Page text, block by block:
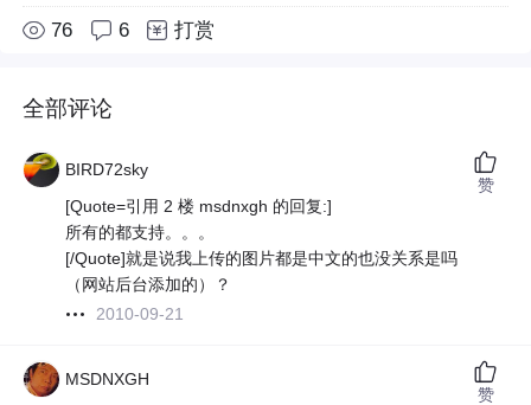
76 6 打赏
全部评论
BIRD72sky
[Quote=引用 2 楼 msdnxgh 的回复:]
所有的都支持。。。
[/Quote]就是说我上传的图片都是中文的也没关系是吗
（网站后台添加的）？
2010-09-21
赞
MSDNXGH
赞